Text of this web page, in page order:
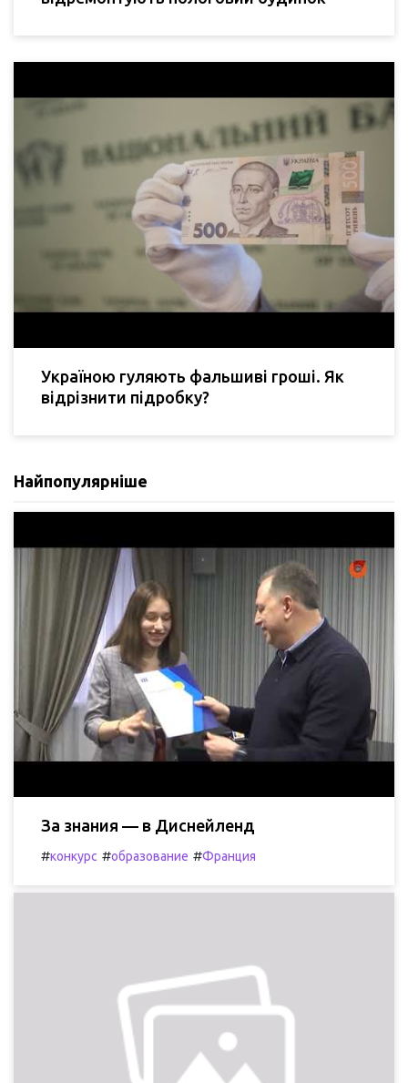
Україною гуляють фальшиві гроші. Як
відрізнити підробку?
Найпопулярніше
За знания — в Диснейленд
#конкурс #образование #Франция